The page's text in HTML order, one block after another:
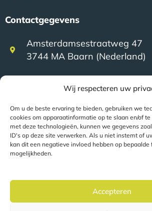
Wij respecteren uw
Om u de beste ervaring te bieden, gebruiken we
cookies om apparaatinformatie op te slaan en/of
met deze technologieën, kunnen we gegevens
ID's op deze site verwerken. Als u niet instemt of
kan dit een negatieve invloed hebben op bepaalde
mogelijkheden.
Accepteren
Contactgegevens
Amsterdamsestraatweg 47
3744 MA Baarn (Nederland)
+31 (0)35 623 79 36
sales@speerit.nl
© 2022 Speer IT B.V.